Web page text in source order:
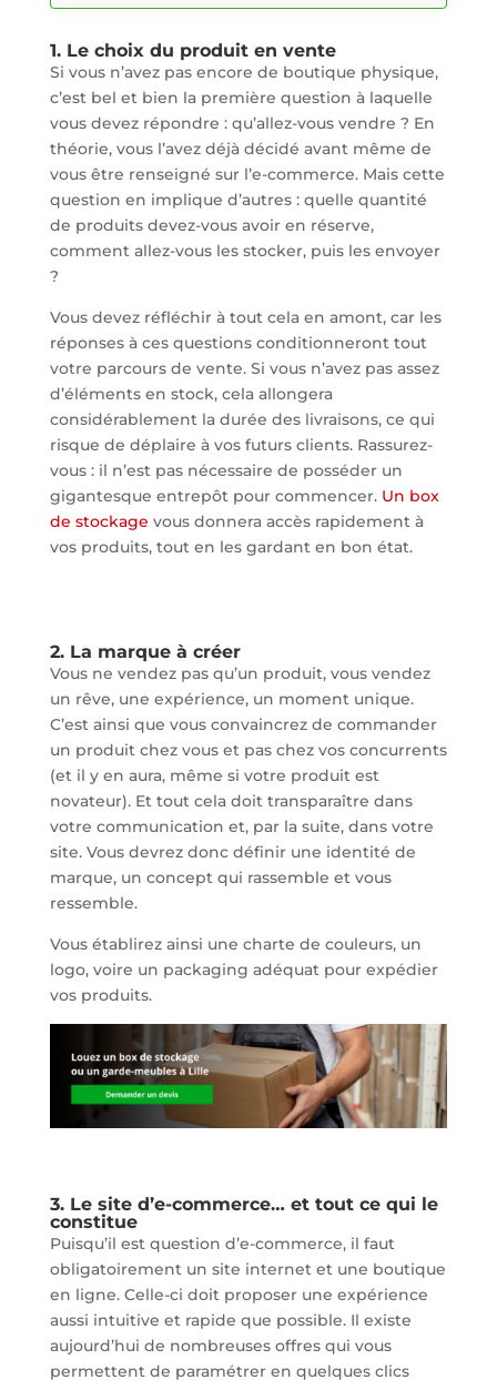
1. Le choix du produit en vente
Si vous n’avez pas encore de boutique physique,
c’est bel et bien la première question à laquelle
vous devez répondre : qu’allez-vous vendre ? En
théorie, vous l’avez déjà décidé avant même de
vous être renseigné sur l’e-commerce. Mais cette
question en implique d’autres : quelle quantité
de produits devez-vous avoir en réserve,
comment allez-vous les stocker, puis les envoyer
?
Vous devez réfléchir à tout cela en amont, car les
réponses à ces questions conditionneront tout
votre parcours de vente. Si vous n’avez pas assez
d’éléments en stock, cela allongera
considérablement la durée des livraisons, ce qui
risque de déplaire à vos futurs clients. Rassurez-
vous : il n’est pas nécessaire de posséder un
gigantesque entrepôt pour commencer.Un box
de stockage vous donnera accès rapidement à
vos produits, tout en les gardant en bon état.
2. La marque à créer
Vous ne vendez pas qu’un produit, vous vendez
un rêve, une expérience, un moment unique.
C’est ainsi que vous convaincrez de commander
un produit chez vous et pas chez vos concurrents
(et il y en aura, même si votre produit est
novateur). Et tout cela doit transparaître dans
votre communication et, par la suite, dans votre
site. Vous devrez donc définir une identité de
marque, un concept qui rassemble et vous
ressemble.
Vous établirez ainsi une charte de couleurs, un
logo, voire un packaging adéquat pour expédier
vos produits.
3. Le site d’e-commerce… et tout ce qui le
constitue
Puisqu’il est question d’e-commerce, il faut
obligatoirement un site internet et une boutique
en ligne. Celle-ci doit proposer une expérience
aussi intuitive et rapide que possible. Il existe
aujourd’hui de nombreuses offres qui vous
permettent de paramétrer en quelques clics